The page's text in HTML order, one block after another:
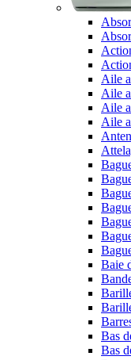
Aile
Aile
Aile
Aile
Baie
Bas
Bas